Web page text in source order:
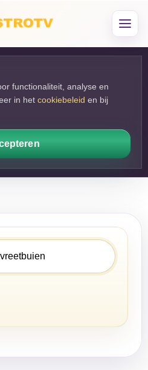
functionaliteit, analyse en
in het cookiebeleid en bij